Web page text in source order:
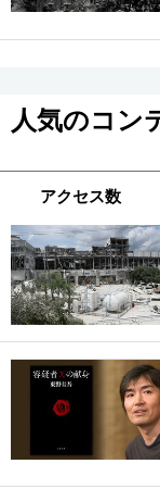
人気のコン
アクセス数